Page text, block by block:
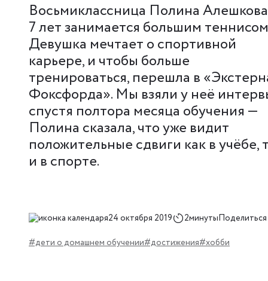
Восьмиклассница Полина
7 лет занимается большим
Девушка мечтает о спортивной
карьере, и чтобы больше
тренироваться, перешла в
Фоксфорда». Мы взяли у неё
спустя полтора месяца обучения —
Полина сказала, что уже видит
положительные сдвиги как в учёбе,
и в спорте.
24 октября 2019 2минуты
#дети о домашнем обучении#достижения#хобби